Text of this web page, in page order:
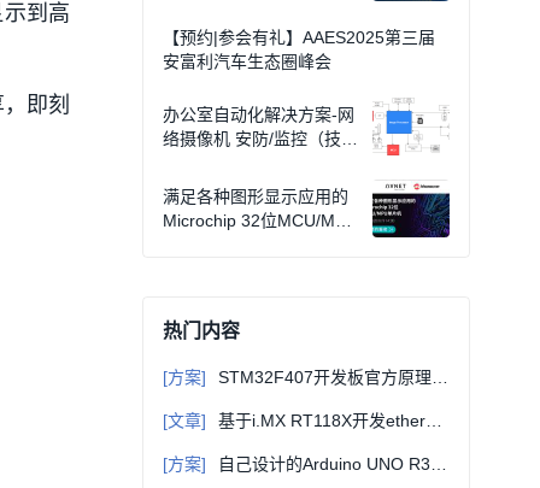
到高
即刻
【预约|参会有礼】AAES2025第三届
安富利汽车生态圈峰会
办公室自动化解决方案-网
络摄像机 安防/监控（技术
满足各种图形显示应用的
Microchip 32位MCU/MPU
热门内容
[方案] STM32F407开发板官方原理图+固件库+例程等详细资料
[文章] 基于i.MX RT118X开发ethercat从站（一）-初识EtherCAT
[方案] 自己设计的Arduino UNO R3主控板原理图+PCB源文件（可直接打样）